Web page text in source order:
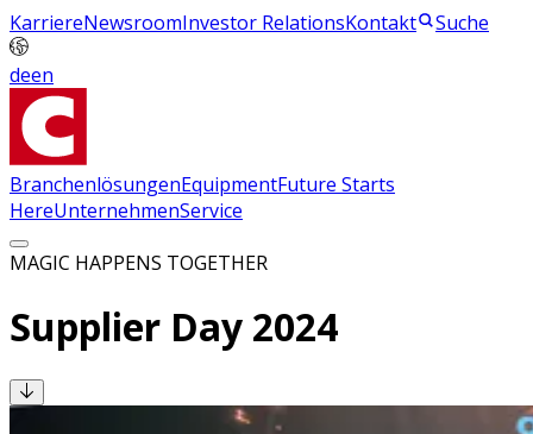
KarriereNewsroomInvestor RelationsKontakt
Suche
deen
BranchenlösungenEquipmentFuture Starts
HereUnternehmenService
MAGIC HAPPENS TOGETHER
Supplier Day 2024